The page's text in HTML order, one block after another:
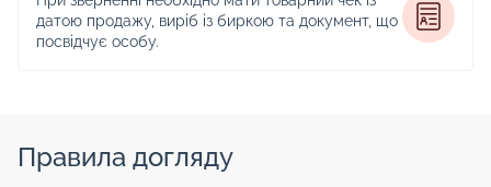
датою продажу, виріб із биркою та документ, що
посвідчує особу.
Правила догляду